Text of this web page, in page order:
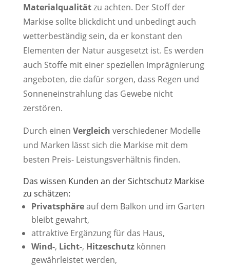
Materialqualitätzu achten. Der Stoff der
Markise sollte blickdicht und unbedingt auch
wetterbeständig sein, da er konstant den
Elementen der Natur ausgesetzt ist. Es werden
auch Stoffe mit einer speziellen Imprägnierung
angeboten, die dafür sorgen, dass Regen und
Sonneneinstrahlung das Gewebe nicht
zerstören.
Durch einen Vergleich verschiedener Modelle
und Marken lässt sich die Markise mit dem
besten Preis- Leistungsverhältnis finden.
Das wissen Kunden an der Sichtschutz Markise
zu schätzen:
Privatsphäreauf dem Balkon und im Garten
bleibt gewahrt,
attraktive Ergänzung für das Haus,
Wind-, Licht-, Hitzeschutzkönnen
gewährleistet werden,